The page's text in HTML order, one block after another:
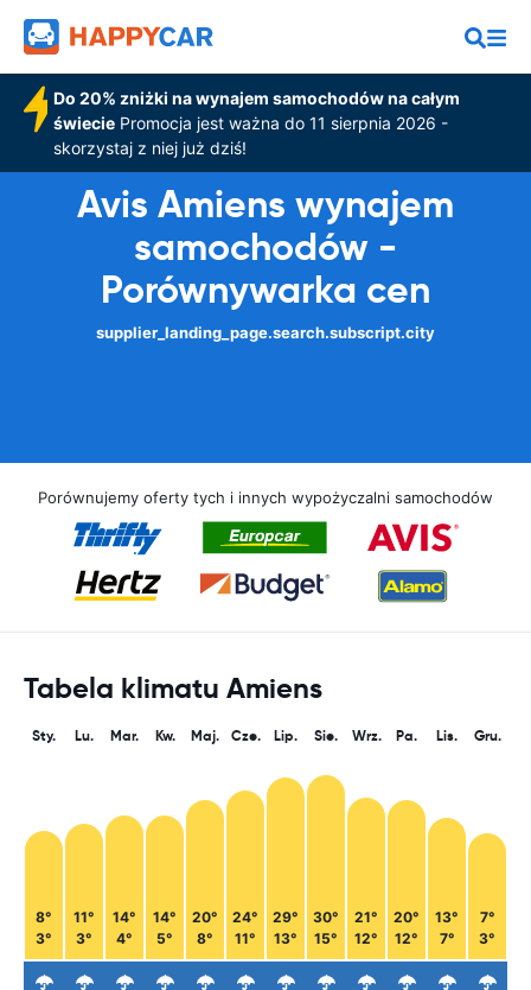
Do 20% zniżki na wynajem samochodów na całym
świeciePromocja jest ważna do 11 sierpnia 2026 -
skorzystaj z niej już dziś!
Avis Amiens wynajem
samochodów -
Porównywarka cen
supplier_landing_page.search.subscript.city
Porównujemy oferty tych i innych wypożyczalni samochodów
Tabela klimatu Amiens
Sty.
8°
3°
Lu.
11°
3°
Mar.
14°
4°
Kw.
14°
5°
Maj.
20°
8°
Cze.
24°
11°
Lip.
29°
13°
Sie.
30°
15°
Wrz.
21°
12°
Pa.
20°
12°
Lis.
13°
7°
Gru.
7°
3°